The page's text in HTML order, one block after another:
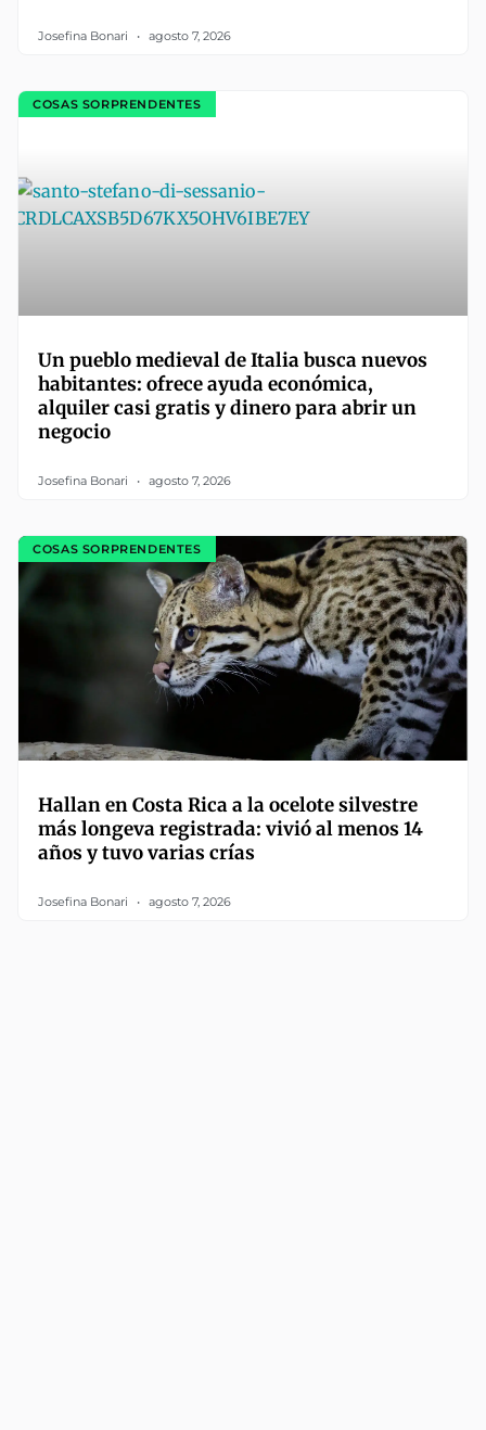
Josefina Bonari agosto 7, 2026
COSAS SORPRENDENTES
Un pueblo medieval de Italia busca nuevos
habitantes: ofrece ayuda económica,
alquiler casi gratis y dinero para abrir un
negocio
Josefina Bonari agosto 7, 2026
COSAS SORPRENDENTES
Hallan en Costa Rica a la ocelote silvestre
más longeva registrada: vivió al menos 14
años y tuvo varias crías
Josefina Bonari agosto 7, 2026